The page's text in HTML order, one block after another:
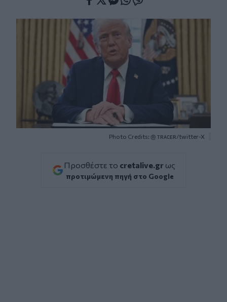
Photo Credits: @ ᴛʀᴀᴄᴇʀ/twitter-X
Προσθέστε το cretalive.gr ως
προτιμώμενη πηγή στο Google